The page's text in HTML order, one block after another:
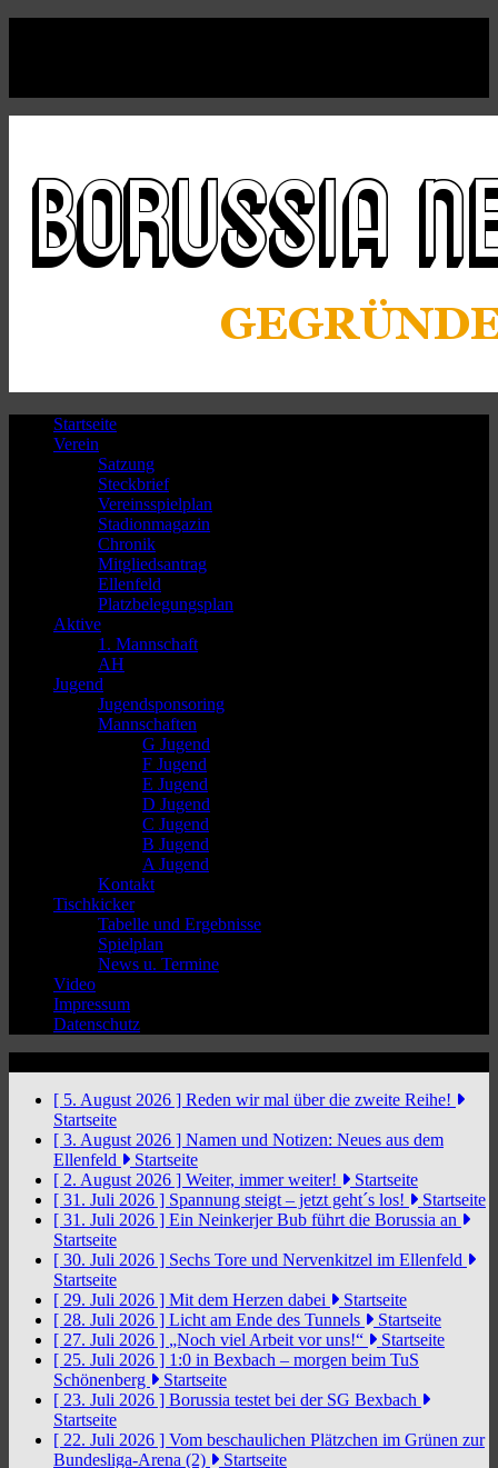
Startseite
Verein
Satzung
Steckbrief
Vereinsspielplan
Stadionmagazin
Chronik
Mitgliedsantrag
Ellenfeld
Platzbelegungsplan
Aktive
1. Mannschaft
AH
Jugend
Jugendsponsoring
Mannschaften
G Jugend
F Jugend
E Jugend
D Jugend
C Jugend
B Jugend
A Jugend
Kontakt
Tischkicker
Tabelle und Ergebnisse
Spielplan
News u. Termine
Video
Impressum
Datenschutz
[ 5. August 2026 ] Reden wir mal über die zweite Reihe!
Startseite
[ 3. August 2026 ] Namen und Notizen: Neues aus dem
Ellenfeld
Startseite
[ 2. August 2026 ] Weiter, immer weiter!
Startseite
[ 31. Juli 2026 ] Spannung steigt – jetzt geht´s los!
Startseite
[ 31. Juli 2026 ] Ein Neinkerjer Bub führt die Borussia an
Startseite
[ 30. Juli 2026 ] Sechs Tore und Nervenkitzel im Ellenfeld
Startseite
[ 29. Juli 2026 ] Mit dem Herzen dabei
Startseite
[ 28. Juli 2026 ] Licht am Ende des Tunnels
Startseite
[ 27. Juli 2026 ] „Noch viel Arbeit vor uns!“
Startseite
[ 25. Juli 2026 ] 1:0 in Bexbach – morgen beim TuS
Schönenberg
Startseite
[ 23. Juli 2026 ] Borussia testet bei der SG Bexbach
Startseite
[ 22. Juli 2026 ] Vom beschaulichen Plätzchen im Grünen zur
Bundesliga-Arena (2)
Startseite